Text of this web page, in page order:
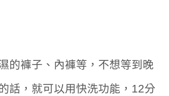
的褲子、內褲等，不想等到晚
話，就可以用快洗功能，12分